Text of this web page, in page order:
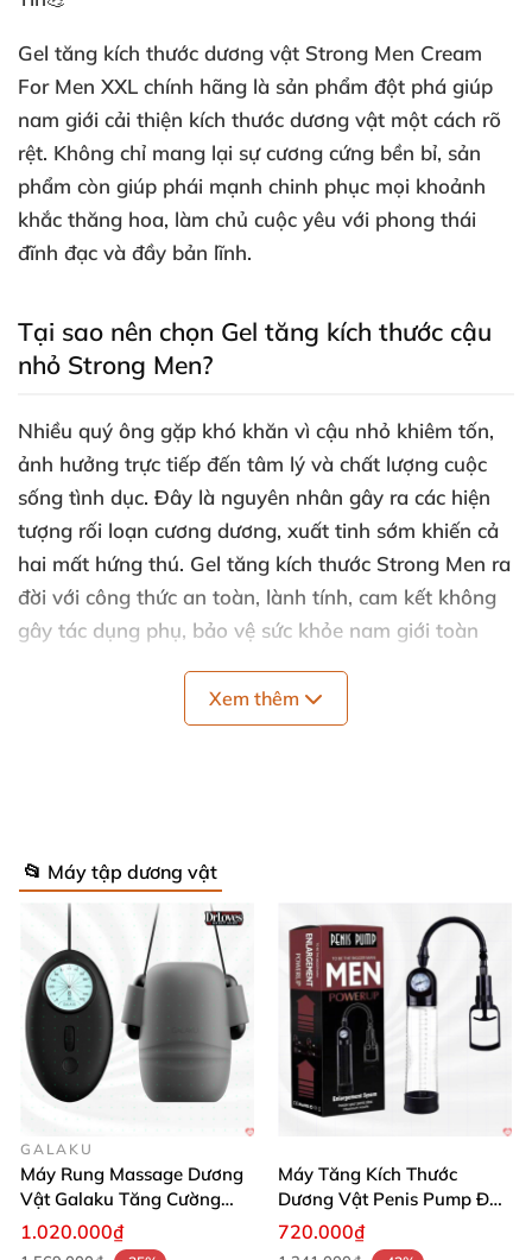
Gel tăng kích thước dương vật Strong Men Cream
For Men XXL chính hãng là sản phẩm đột phá giúp
nam giới cải thiện kích thước dương vật một cách rõ
rệt. Không chỉ mang lại sự cương cứng bền bỉ, sản
phẩm còn giúp phái mạnh chinh phục mọi khoảnh
khắc thăng hoa, làm chủ cuộc yêu với phong thái
đĩnh đạc và đầy bản lĩnh.
Tại sao nên chọn Gel tăng kích thước cậu
nhỏ Strong Men?
Nhiều quý ông gặp khó khăn vì cậu nhỏ khiêm tốn,
ảnh hưởng trực tiếp đến tâm lý và chất lượng cuộc
sống tình dục. Đây là nguyên nhân gây ra các hiện
tượng rối loạn cương dương, xuất tinh sớm khiến cả
hai mất hứng thú. Gel tăng kích thước Strong Men ra
đời với công thức an toàn, lành tính, cam kết không
gây tác dụng phụ, bảo vệ sức khỏe nam giới toàn
Gel Tăng Kích Thước Dương Vật Strong Men XXL Chính Hãng
Xem thêm
📂 Máy tập dương vật
GALAKU
Máy Rung Massage Dương
Vật Galaku Tăng Cường
Sinh Lý Nam
1.020.000₫
Máy Tăng Kích Thước
Dương Vật Penis Pump Đo
Áp Suất Chính Hãng
720.000₫